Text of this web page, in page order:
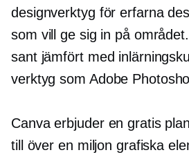
designverktyg för erfarna
som vill ge sig in på
sant jämfört med
verktyg som Adobe
Canva erbjuder en gratis
till över en miljon grafiska